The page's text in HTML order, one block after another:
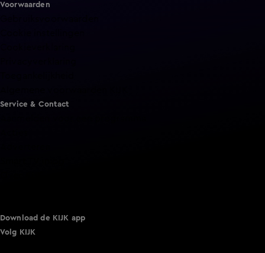
Voorwaarden
Service & Contact
Download de KIJK app
Volg KIJK